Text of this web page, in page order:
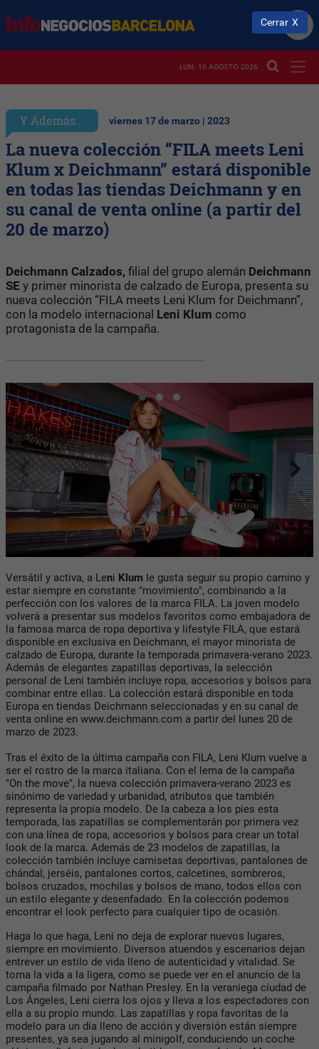
LUN. 10 AGOSTO 2026
Y Además... viernes 17 de marzo | 2023
La nueva colección “FILA meets Leni
Klum x Deichmann” estará disponible
en todas las tiendas Deichmann y en
su canal de venta online (a partir del
20 de marzo)
Deichmann Calzados, filial del grupo alemán Deichmann
SE y primer minorista de calzado de Europa, presenta su
nueva colección “FILA meets Leni Klum for Deichmann”,
con la modelo internacional Leni Klum como
protagonista de la campaña.
Versátil y activa, a Leni Klum le gusta seguir su propio camino y
estar siempre en constante "movimiento", combinando a la
perfección con los valores de la marca FILA. La joven modelo
volverá a presentar sus modelos favoritos como embajadora de
la famosa marca de ropa deportiva y lifestyle FILA, que estará
disponible en exclusiva en Deichmann, el mayor minorista de
calzado de Europa, durante la temporada primavera-verano 2023.
Además de elegantes zapatillas deportivas, la selección
personal de Leni también incluye ropa, accesorios y bolsos para
combinar entre ellas. La colección estará disponible en toda
Europa en tiendas Deichmann seleccionadas y en su canal de
venta online en www.deichmann.com a partir del lunes 20 de
marzo de 2023.
Tras el éxito de la última campaña con FILA, Leni Klum vuelve a
ser el rostro de la marca italiana. Con el lema de la campaña
"On the move", la nueva colección primavera-verano 2023 es
sinónimo de variedad y urbanidad, atributos que también
representa la propia modelo. De la cabeza a los pies esta
temporada, las zapatillas se complementarán por primera vez
con una línea de ropa, accesorios y bolsos para crear un total
look de la marca. Además de 23 modelos de zapatillas, la
colección también incluye camisetas deportivas, pantalones de
chándal, jerséis, pantalones cortos, calcetines, sombreros,
bolsos cruzados, mochilas y bolsos de mano, todos ellos con
un estilo elegante y desenfadado. En la colección podemos
encontrar el look perfecto para cualquier tipo de ocasión.
Haga lo que haga, Leni no deja de explorar nuevos lugares,
siempre en movimiento. Diversos atuendos y escenarios dejan
entrever un estilo de vida lleno de autenticidad y vitalidad. Se
toma la vida a la ligera, como se puede ver en el anuncio de la
campaña filmado por Nathan Presley. En la veraniega ciudad de
Los Ángeles, Leni cierra los ojos y lleva a los espectadores con
ella a su propio mundo. Las zapatillas y ropa favoritas de la
modelo para un día lleno de acción y diversión están siempre
presentes, ya sea jugando al minigolf, conduciendo un coche
Cerrar